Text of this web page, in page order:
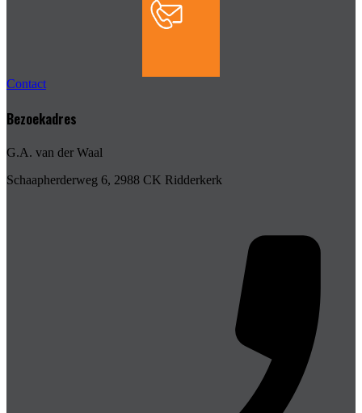
Contact
Bezoekadres
G.A. van der Waal
Schaapherderweg 6, 2988 CK Ridderkerk